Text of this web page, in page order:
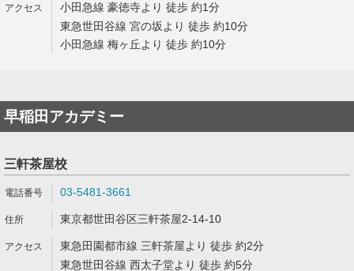
小田急線 豪徳寺より 徒歩 約1分
東急世田谷線 宮の坂より 徒歩 約10分
小田急線 梅ヶ丘より 徒歩 約10分
早稲田アカデミー
三軒茶屋校
03-5481-3661
東京都世田谷区三軒茶屋2-14-10
東急田園都市線 三軒茶屋より 徒歩 約2分
東急世田谷線 西太子堂より 徒歩 約5分